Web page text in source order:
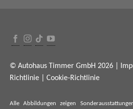
© Autohaus Timmer GmbH 2026 |
Richtlinie
Cookie-Richtlinie
Alle Abbildungen zeigen